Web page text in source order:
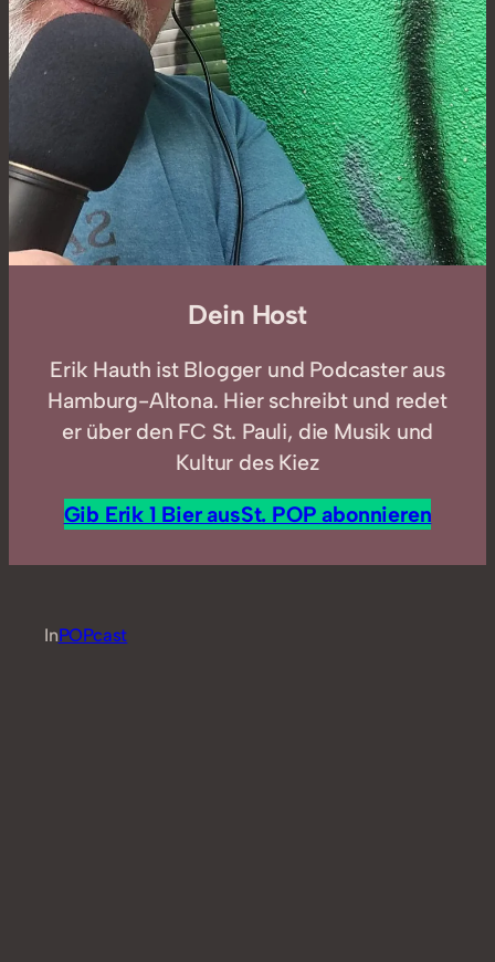
Dein Host
Erik Hauth ist Blogger und Podcaster aus
Hamburg-Altona. Hier schreibt und redet
er über den FC St. Pauli, die Musik und
Kultur des Kiez
Gib Erik 1 Bier ausSt. POP abonnieren
InPOPcast